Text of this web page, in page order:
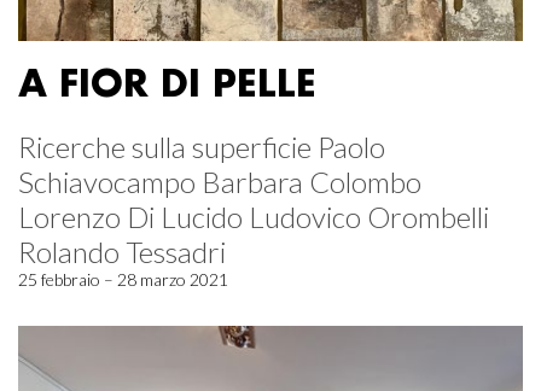
A FIOR DI PELLE
Ricerche sulla superficie Paolo
Schiavocampo Barbara Colombo
Lorenzo Di Lucido Ludovico Orombelli
Rolando Tessadri
25 febbraio – 28 marzo 2021